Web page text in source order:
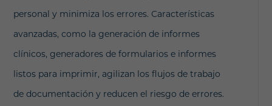
personal y minimiza los errores. Características
avanzadas, como la generación de informes
clínicos, generadores de formularios e informes
listos para imprimir, agilizan los flujos de trabajo
de documentación y reducen el riesgo de errores.